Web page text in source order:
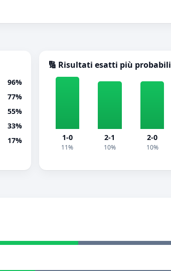
96%
77%
55%
33%
17%
🔢 Risultati esatti più probabili
1-0
11%
2-1
10%
2-0
10%